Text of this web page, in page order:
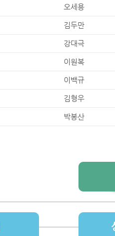
오세용
김두만
강대극
이원복
이백규
김형우
박봉산